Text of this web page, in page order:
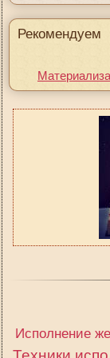
Рекомендуем
Исполнение